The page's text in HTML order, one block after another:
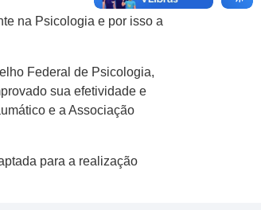
na Psicologia e por isso a
Federal de Psicologia,
sua efetividade e
e a Associação
para a realização